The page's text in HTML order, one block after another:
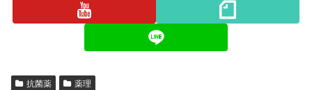
抗菌薬 薬理